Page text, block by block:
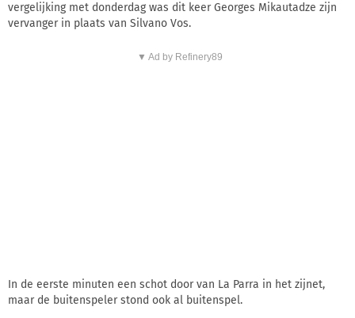
vergelijking met donderdag was dit keer Georges Mikautadze zijn
vervanger in plaats van Silvano Vos.
▼ Ad by Refinery89
In de eerste minuten een schot door van La Parra in het zijnet,
maar de buitenspeler stond ook al buitenspel.